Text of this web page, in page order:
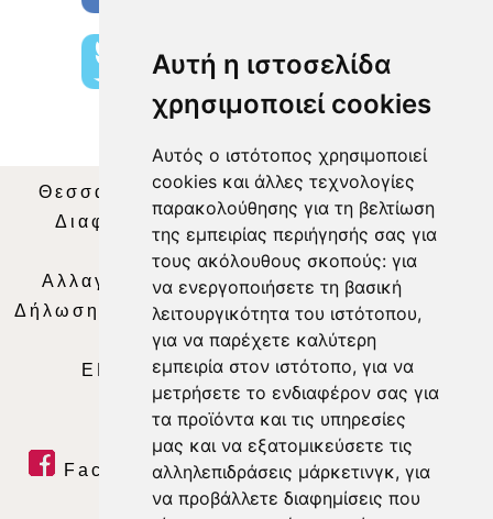
Αυτή η ιστοσελίδα
χρησιμοποιεί cookies
Αυτός ο ιστότοπος χρησιμοποιεί
cookies και άλλες τεχνολογίες
παρακολούθησης για τη βελτίωση
της εμπειρίας περιήγησής σας για
τους ακόλουθους σκοπούς: για
να ενεργοποιήσετε τη βασική
λειτουργικότητα του ιστότοπου,
για να παρέχετε καλύτερη
εμπειρία στον ιστότοπο, για να
μετρήσετε το ενδιαφέρον σας για
τα προϊόντα και τις υπηρεσίες
μας και να εξατομικεύσετε τις
αλληλεπιδράσεις μάρκετινγκ, για
να προβάλλετε διαφημίσεις που
Θεσσαλία Τηλεόραση|SNG Services
Διαφήμιση | Όροι Χρήσης |Δήλωση
Απορρήτου |
Περιεχόμενο
Αλλαγή Προτιμήσεων για τα Cookies
Δήλωση συμμόρφωσης με τη σύσταση (ΕΕ)
2018/334|Ταυτότητα
ΕΝΗΜΕΡΩΣΗ |WEB TV| LIVE
Facebook| Twitter | Youtube
RSS Feed